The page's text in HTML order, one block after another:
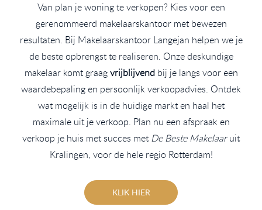
Van plan je woning te verkopen? Kies voor een
gerenommeerd makelaarskantoor met bewezen
resultaten. Bij Makelaarskantoor Langejan helpen we je
de beste opbrengst te realiseren. Onze deskundige
makelaar komt graagvrijblijvendbij je langs voor een
waardebepaling en persoonlijk verkoopadvies. Ontdek
wat mogelijk is in de huidige markt en haal het
maximale uit je verkoop. Plan nu een afspraak en
verkoop je huis met succes metDe Beste Makelaaruit
Kralingen, voor de hele regio Rotterdam!
KLIK HIER